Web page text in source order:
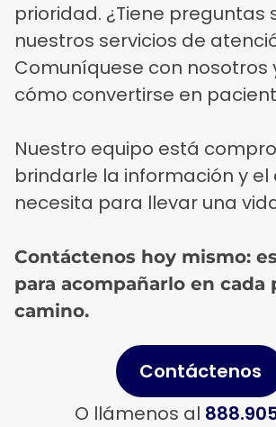
prioridad. ¿Tiene preguntas
nuestros servicios de
Comuníquese con nosotros
cómo convertirse en
Nuestro equipo está
brindarle la información y el
necesita para llevar una
Contáctenos hoy mismo:
para acompañarlo en cada
camino.
Contáctenos
O llámenos al